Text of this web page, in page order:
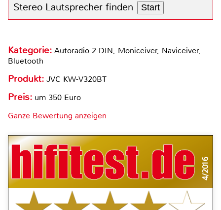
Stereo Lautsprecher finden Start
Kategorie: Autoradio 2 DIN, Moniceiver, Naviceiver,
Bluetooth
Produkt: JVC KW-V320BT
Preis: um 350 Euro
Ganze Bewertung anzeigen
4/2016